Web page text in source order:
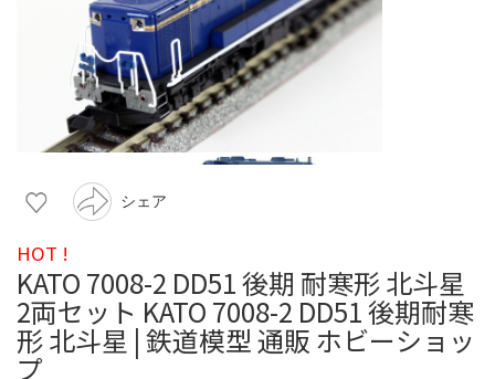
シェア
HOT !
KATO 7008-2 DD51 後期 耐寒形 北斗星
2両セット KATO 7008-2 DD51 後期耐寒
形 北斗星 | 鉄道模型 通販 ホビーショッ
プ